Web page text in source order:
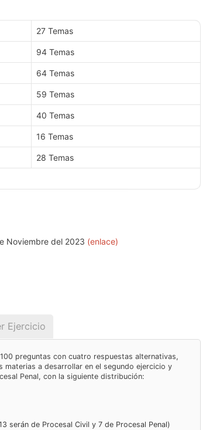
27 Temas
94 Temas
64 Temas
59 Temas
40 Temas
16 Temas
28 Temas
Noviembre del 2023 (enlace)
Ejercicio
preguntas con cuatro respuestas alternativas,
a desarrollar en el segundo ejercicio y
Penal, con la siguiente distribución:
serán de Procesal Civil y 7 de Procesal Penal)